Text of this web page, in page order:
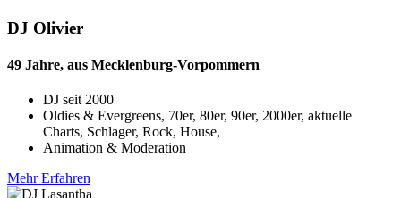
DJ Olivier
49 Jahre, aus Mecklenburg-Vorpommern
DJ seit 2000
Oldies & Evergreens, 70er, 80er, 90er, 2000er, aktuelle
Charts, Schlager, Rock, House,
Animation & Moderation
Mehr Erfahren